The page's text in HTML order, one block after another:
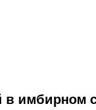
в имбирном